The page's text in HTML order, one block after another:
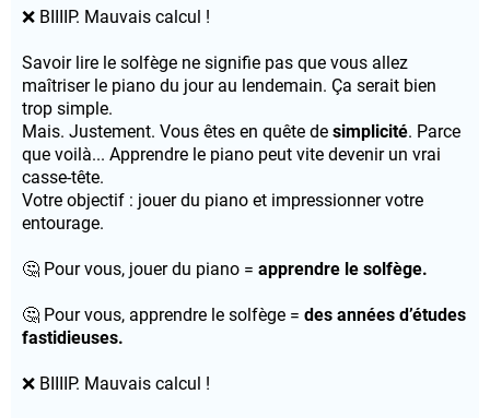
❌ BIIIIP. Mauvais calcul !
Savoir lire le solfège ne signifie pas que vous allez
maîtriser le piano du jour au lendemain. Ça serait bien
trop simple.
Mais. Justement. Vous êtes en quête de simplicité. Parce
que voilà... Apprendre le piano peut vite devenir un vrai
casse-tête.
Votre objectif : jouer du piano et impressionner votre
entourage.
🤔 Pour vous, jouer du piano = apprendre le solfège.
🤔 Pour vous, apprendre le solfège = des années d’études
fastidieuses.
❌ BIIIIP. Mauvais calcul !